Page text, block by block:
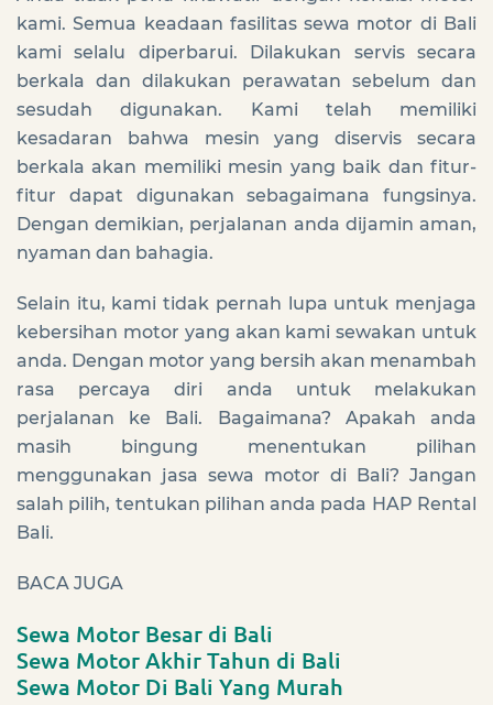
kami. Semua keadaan fasilitas sewa motor di Bali
kami selalu diperbarui. Dilakukan servis secara
berkala dan dilakukan perawatan sebelum dan
sesudah digunakan. Kami telah memiliki
kesadaran bahwa mesin yang diservis secara
berkala akan memiliki mesin yang baik dan fitur-
fitur dapat digunakan sebagaimana fungsinya.
Dengan demikian, perjalanan anda dijamin aman,
nyaman dan bahagia.
Selain itu, kami tidak pernah lupa untuk menjaga
kebersihan motor yang akan kami sewakan untuk
anda. Dengan motor yang bersih akan menambah
rasa percaya diri anda untuk melakukan
perjalanan ke Bali. Bagaimana? Apakah anda
masih bingung menentukan pilihan
menggunakan jasa sewa motor di Bali? Jangan
salah pilih, tentukan pilihan anda pada HAP Rental
Bali.
BACA JUGA
Sewa Motor Besar di Bali
Sewa Motor Akhir Tahun di Bali
Sewa Motor Di Bali Yang Murah